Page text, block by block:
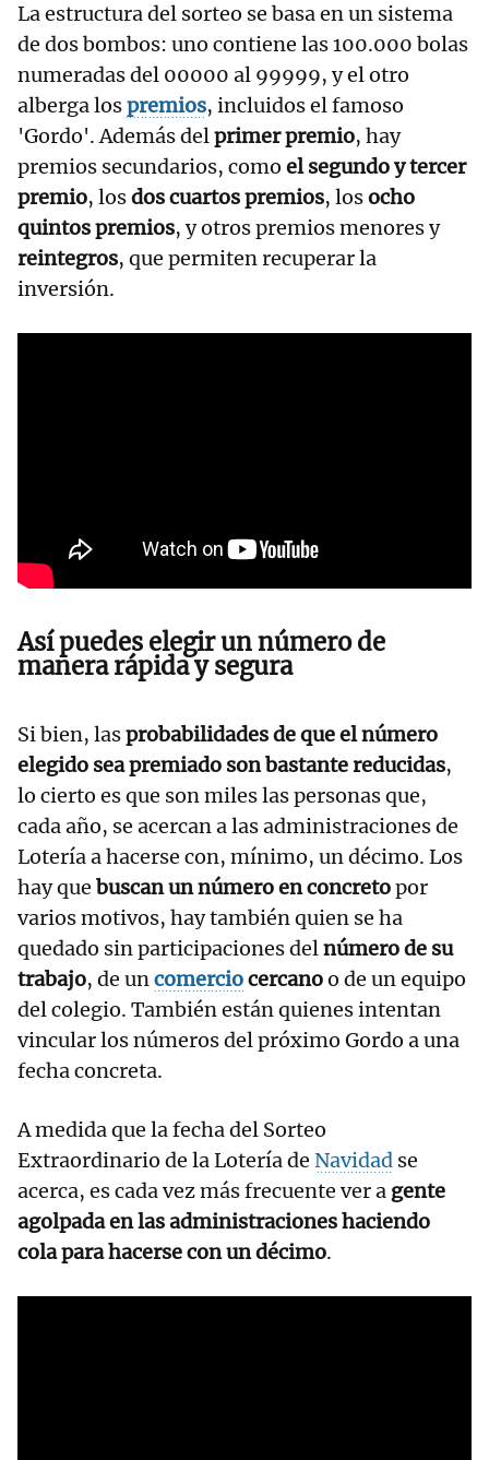
La estructura del sorteo se basa en un sistema
de dos bombos: uno contiene las 100.000 bolas
numeradas del 00000 al 99999, y el otro
alberga lospremios, incluidos el famoso
'Gordo'. Además delprimer premio, hay
premios secundarios, como el segundo y tercer
premio, losdos cuartos premios, losocho
quintos premios, y otros premios menores y
reintegros, que permiten recuperar la
inversión.
Así puedes elegir un número de
manera rápida y segura
Si bien, lasprobabilidades de que el número
elegido sea premiado son bastante reducidas,
lo cierto es que son miles las personas que,
cada año, se acercan a las administraciones de
Lotería a hacerse con, mínimo, un décimo. Los
hay que buscan un número en concretopor
varios motivos, hay también quien se ha
quedado sin participaciones delnúmero de su
trabajo, de uncomerciocercanoo de un equipo
del colegio. También están quienes intentan
vincular los números del próximo Gordo a una
fecha concreta.
A medida que la fecha del Sorteo
Extraordinario de la Lotería de Navidad se
acerca, es cada vez más frecuente ver a gente
agolpada en las administraciones haciendo
cola para hacerse con un décimo.